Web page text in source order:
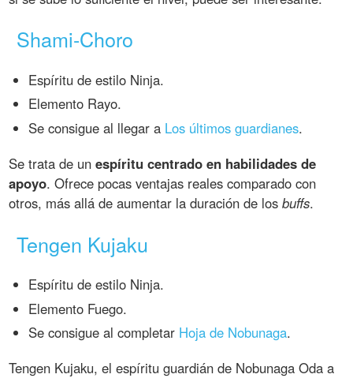
Shami-Choro
Espíritu de estilo Ninja.
Elemento Rayo.
Se consigue al llegar a Los últimos guardianes.
Se trata de unespíritu centrado en habilidades de
apoyo. Ofrece pocas ventajas reales comparado con
otros, más allá de aumentar la duración de losbuffs.
Tengen Kujaku
Espíritu de estilo Ninja.
Elemento Fuego.
Se consigue al completar Hoja de Nobunaga.
Tengen Kujaku, el espíritu guardián de Nobunaga Oda a